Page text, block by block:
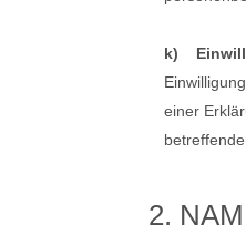
k)
einer
2.